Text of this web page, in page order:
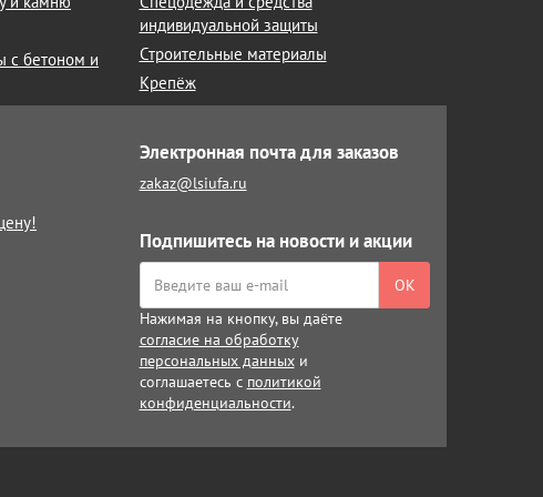
с бетоном и
индивидуальной защиты
Строительные материалы
Крепёж
Электронная почта для заказов
zakaz@lsiufa.ru
Подпишитесь на новости и акции
ОК
Нажимая на кнопку, вы даёте
согласие на обработку
персональных данныхи
соглашаетесь с политикой
конфиденциальности.